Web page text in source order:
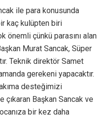
ile para konusunda
kaç kulüpten biri
önemli çünkü parasını alan
Murat Sancak, Süper
Teknik direktör Samet
gerekeni yapacaktır.
desteğimizi
çıkaran Başkan Sancak ve
bir kez daha